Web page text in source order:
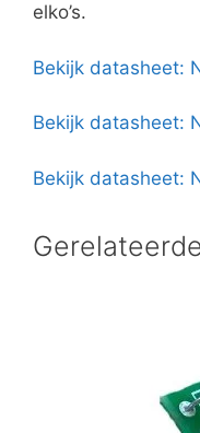
elko’s.
Bekijk datasheet:
Bekijk datasheet:
Bekijk datasheet: